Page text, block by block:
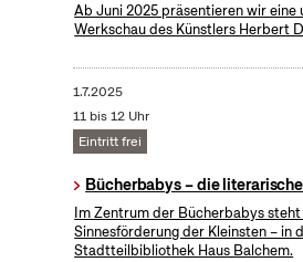
Ab Juni 2025 präsentieren wir eine
Werkschau des Künstlers Herbert
1.7.2025
11 bis 12 Uhr
Eintritt frei
Bücherbabys – die
Im Zentrum der Bücherbabys
Sinnesförderung der Kleinsten – in
Stadtteilbibliothek Haus Balchem.